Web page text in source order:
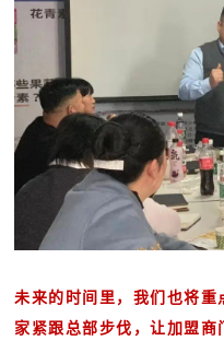
未来的时间里，我们也将
家紧跟总部步伐，让加盟商